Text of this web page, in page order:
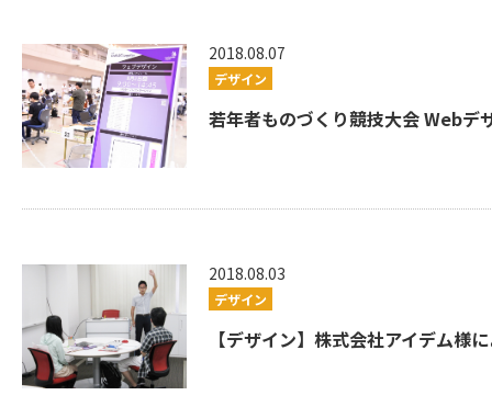
2018.08.07
デザイン
若年者ものづくり競技大会 Webデ
2018.08.03
デザイン
【デザイン】株式会社アイデム様